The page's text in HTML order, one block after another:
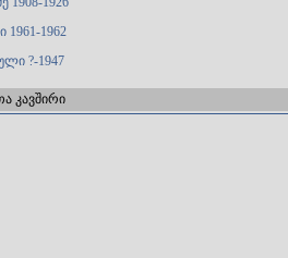
1961-1962
?-1947
კავშირი